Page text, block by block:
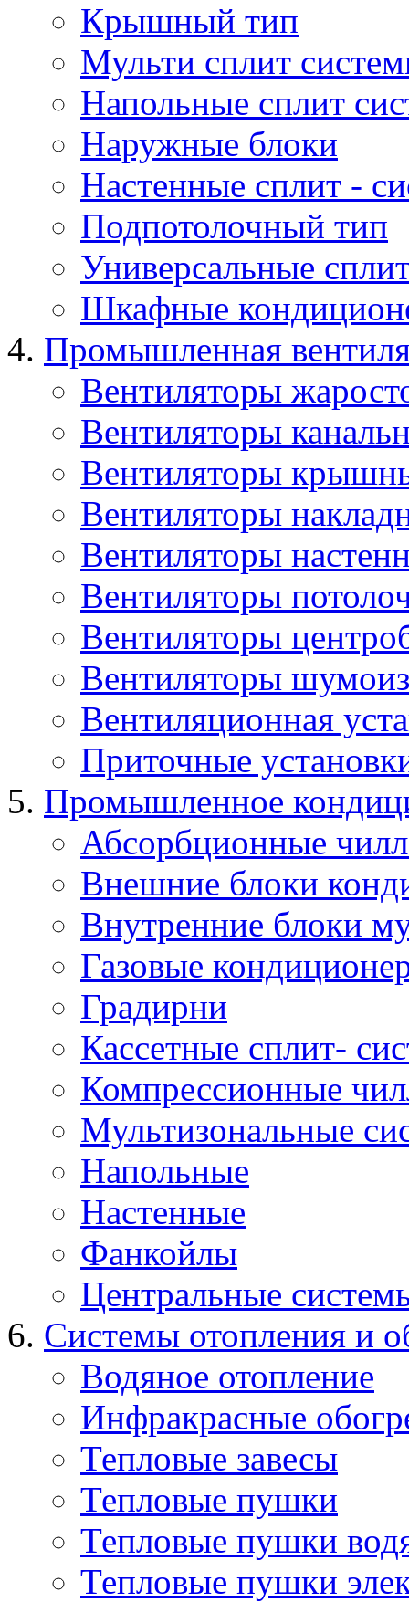
Крышный тип
Мульти сплит
Напольные сплит
Наружные блоки
Настенные сплит -
Подпотолочный тип
Универсальные
Шкафные
Промышленная
Вентиляторы
Вентиляторы
Вентиляторы
Вентиляторы
Вентиляторы
Вентиляторы
Вентиляторы
Вентиляторы
Вентиляционная
Приточные
Промышленное
Абсорбционные
Внешние блоки
Внутренние блоки
Газовые
Градирни
Кассетные сплит-
Компрессионные
Мультизональные
Напольные
Настенные
Фанкойлы
Центральные
Системы отопления и
Водяное отопление
Инфракрасные
Тепловые завесы
Тепловые пушки
Тепловые пушки
Тепловые пушки